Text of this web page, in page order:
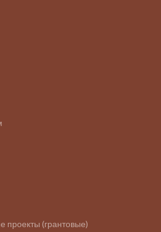
проекты (грантовые)